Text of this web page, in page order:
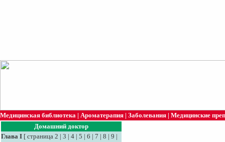
Медицинская библиотека | Ароматерапия | Заболевания | Медицинские
Домашний доктор
Глава I [ страница 2 | 3 | 4 | 5 | 6 | 7 | 8 | 9 |